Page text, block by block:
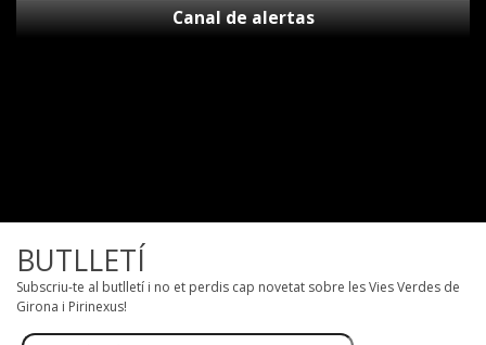
Canal de alertas
BUTLLETÍ
Subscriu-te al butlletí i no et perdis cap novetat sobre les Vies Verdes de
Girona i Pirinexus!